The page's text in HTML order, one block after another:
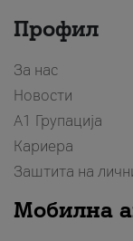
Профил
За нас
Новости
А1 Групација
Кариера
Заштита на
Мобилна